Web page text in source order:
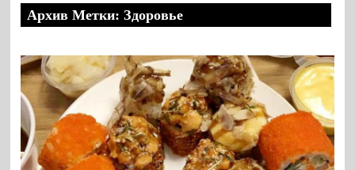
Архив Метки: Здоровье